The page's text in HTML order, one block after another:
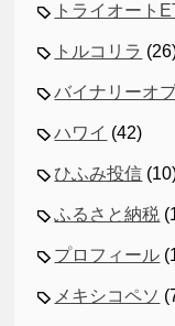
トライオート
トルコリラ
バイナリーオ
ハワイ (42)
ひふみ投信
ふるさと納税
プロフィール
メキシコペソ